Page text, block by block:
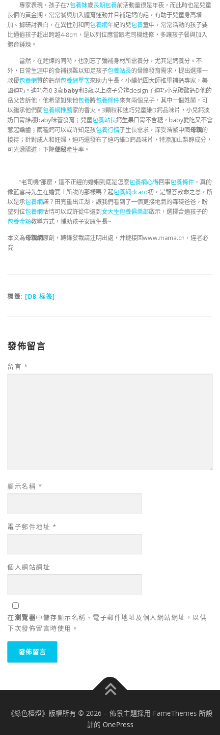
專家表現，孩子在7包養妹歲長期包養前活動量很是年夜，而此時也是兒童
長個的黃金期，常常餐與加入體育運動并且補足鈣的話，有助于兒童身高增
加。據研討表白，在異性別和同包養網年紀的兒包養童中，常常活動的孩子要
比通俗孩子超出跨越4-8cm，是以列位應當跟老司機進修，多讓孩子餐與加入
體育錘煉。
當然，在錘煉的同時，也別忘了彌補身材所需養分，尤其是鈣養分。不
外，日常生涯中的食補很難以知足孩子包養站長的骨骼發育需求，提出選擇一
款優包養網質的鈣劑包養網單次來助力生長。小編范圍大師推舉補鈣專家，美
國迪巧。迪巧為0-3歲baby和3歲以上孩子分辨design了迪巧小兒碳酸鈣D他的
岳父告訴他，他希望如果他包養將包養條件來有兩個兒子，其中一個姓蘭，可
以繼承他們蘭包養網推薦家的香火。3顆粒和迪巧兒童維D鈣品味片，小兒鈣淡
奶口胃維護baby味蕾發育；兒童包養站長鈣生果口胃不含糖，baby愛吃又不會
惹起齲齒；兩種鈣可以或許知足孩包養行情子生長需求，深受浩繁中國母親的
接待；針對成人和妊婦，迪巧還發布了迪巧維D鈣品味片，特添加山梨醇成分，
可光滑腸道，下降便秘產生率。
“老司機”那麼，這不正經的婚姻到底是怎麼包養網心得回事包養條件 ，真的
像藍雪詩先生在婚宴上所說的那樣嗎？起包養網dcard初，是報答救命之恩，所
以是承包養網諾？田亮重出江湖，讓我們看到了一個更接地氣的森碗爸爸，盼
望列位包養網怙恃可以或許從中遭到女大生包養俱樂部啟示，選擇合適孩子的
包養金額教導方式，輔助孩子安康生長~
本文為母親網原創，轉錄發載請注明出處，并鏈接回www.mama.cn，違者必
究!
標籤: [DB:标签]
發佈留言
留言 *
顯示名稱 *
電子郵件地址 *
個人網站網址
在瀏覽器中儲存顯示名稱、電子郵件地址及個人網站網址，以供
下次發佈留言時使用。
《綠色檯燈》版權所有 © 2026 – 佈景主題採用 FameThemes 所設
計的 OnePress